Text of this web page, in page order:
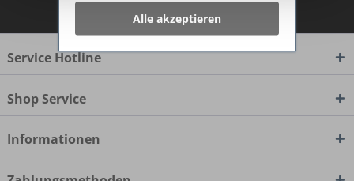
Service Hotline
Shop Service
Informationen
Alle akzeptieren